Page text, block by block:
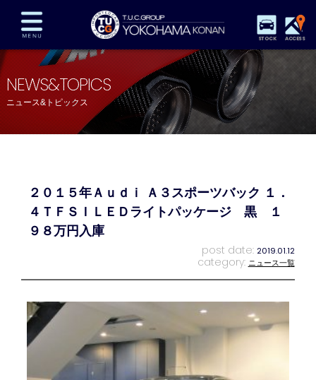
STOCK ACCESS
在庫車両情報 保証&サービス パーツリスト
TUCとは？ 店舗情報 アクセスマップ
全国納車 特別作業 注文販売
プライバシーポリシー スタッフblog 納車blog
NEWS&TOPICS
ニュース&トピックス
２０１５年Ａｕｄｉ Ａ３スポーツバック １．
４ＴＦＳＩＬＥＤライトパッケージ 黒 １
９８万円入庫
post date: 2019.01.12
category: ニュース一覧